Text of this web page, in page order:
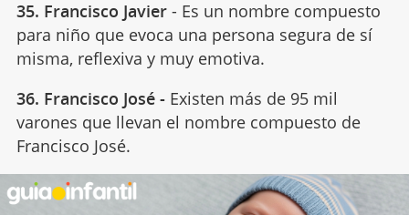
35. Francisco Javier- Es un nombre compuesto
para niño que evoca una persona segura de sí
misma, reflexiva y muy emotiva.
36. Francisco José - Existen más de 95 mil
varones que llevan el nombre compuesto de
Francisco José.